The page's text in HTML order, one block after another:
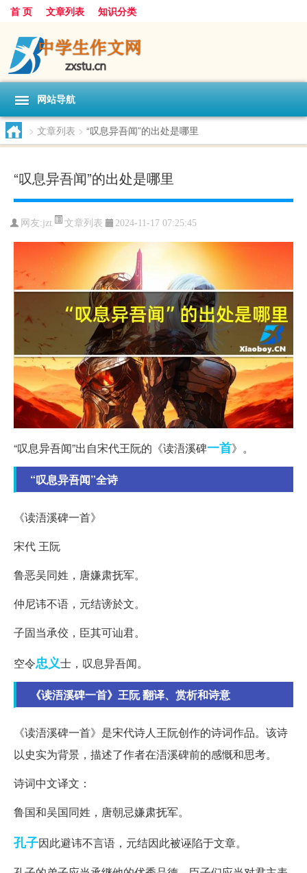
首 页 文章列表 知识分类
网站导航
> 文章列表 > “叹息异吾闻”的出处是哪里
“叹息异吾闻”的出处是哪里
网友:jzt 文章列表 2024-11-17 07:25:45
“叹息异吾闻”出自宋代王阮的《读浯溪碑一首》。
“叹息异吾闻”全诗
《读浯溪碑一首》
宋代 王阮
鲁恶吴同姓，唐嫌肃抚军。
仲尼讳不语，元结谤於文。
子固当承佼，臣其可讪君。
空令忠义士，叹息异吾闻。
《读浯溪碑一首》王阮 翻译、赏析和诗意
《读浯溪碑一首》是宋代诗人王阮创作的诗词作品。该诗
以史实为背景，描述了作者在浯溪碑前的感慨和思考。
诗词中文译文：
鲁国和吴国同姓，唐朝忌嫌肃抚军。
孔子因此避讳不言语，元结因此被诬陷于文章。